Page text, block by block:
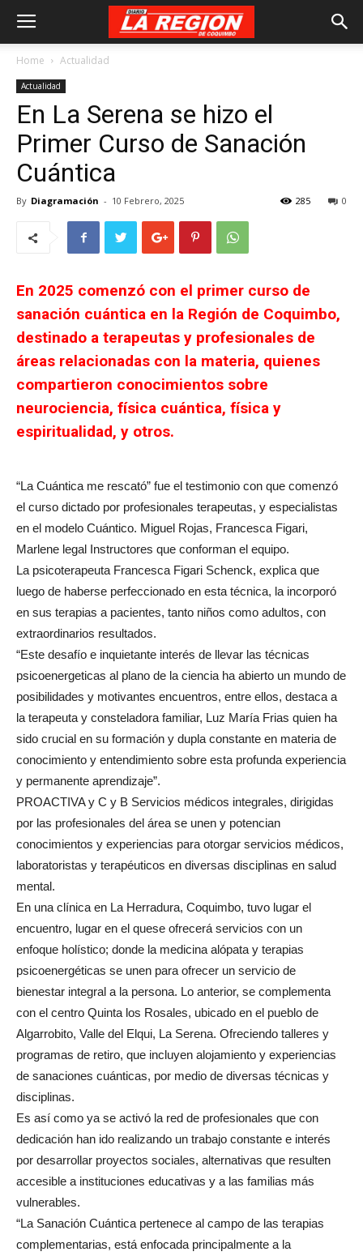
Home Actualidad
Actualidad
En La Serena se hizo el
Primer Curso de Sanación
Cuántica
By Diagramación - 10 Febrero, 2025 0
285
En 2025 comenzó con el primer curso de
sanación cuántica en la Región de Coquimbo,
destinado a terapeutas y profesionales de
áreas relacionadas con la materia, quienes
compartieron conocimientos sobre
neurociencia, física cuántica, física y
espiritualidad, y otros.
“La Cuántica me rescató” fue el testimonio con que comenzó
el curso dictado por profesionales terapeutas, y especialistas
en el modelo Cuántico. Miguel Rojas, Francesca Figari,
Marlene legal Instructores que conforman el equipo.
La psicoterapeuta Francesca Figari Schenck, explica que
luego de haberse perfeccionado en esta técnica, la incorporó
en sus terapias a pacientes, tanto niños como adultos, con
extraordinarios resultados.
“Este desafío e inquietante interés de llevar las técnicas
psicoenergeticas al plano de la ciencia ha abierto un mundo de
posibilidades y motivantes encuentros, entre ellos, destaca a
la terapeuta y consteladora familiar, Luz María Frias quien ha
sido crucial en su formación y dupla constante en materia de
conocimiento y entendimiento sobre esta profunda experiencia
y permanente aprendizaje”.
PROACTIVA y C y B Servicios médicos integrales, dirigidas
por las profesionales del área se unen y potencian
conocimientos y experiencias para otorgar servicios médicos,
laboratoristas y terapéuticos en diversas disciplinas en salud
mental.
En una clínica en La Herradura, Coquimbo, tuvo lugar el
encuentro, lugar en el quese ofrecerá servicios con un
enfoque holístico; donde la medicina alópata y terapias
psicoenergéticas se unen para ofrecer un servicio de
bienestar integral a la persona. Lo anterior, se complementa
con el centro Quinta los Rosales, ubicado en el pueblo de
Algarrobito, Valle del Elqui, La Serena. Ofreciendo talleres y
programas de retiro, que incluyen alojamiento y experiencias
de sanaciones cuánticas, por medio de diversas técnicas y
disciplinas.
Es así como ya se activó la red de profesionales que con
dedicación han ido realizando un trabajo constante e interés
por desarrollar proyectos sociales, alternativas que resulten
accesible a instituciones educativas y a las familias más
vulnerables.
“La Sanación Cuántica pertenece al campo de las terapias
complementarias, está enfocada principalmente a la